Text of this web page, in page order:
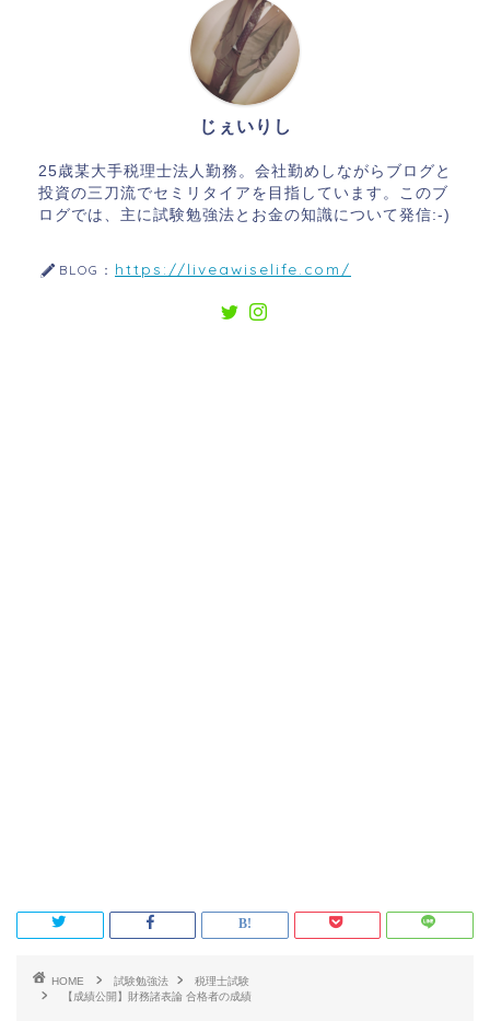
じぇいりし
25歳某大手税理士法人勤務。会社勤めしながらブログと
投資の三刀流でセミリタイアを目指しています。このブ
ログでは、主に試験勉強法とお金の知識について発信:-)
BLOG： https://liveawiselife.com/
HOME 試験勉強法
税理士試験
【成績公開】財務諸表論 合格者の成績